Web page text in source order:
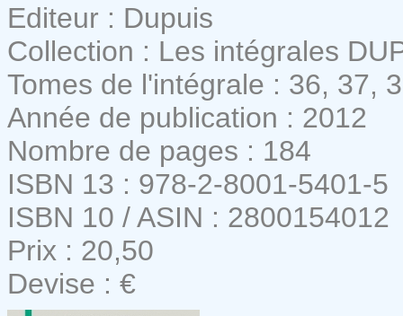
Editeur : Dupuis
Collection : Les intégrales
Tomes de l'intégrale : 36, 37,
Année de publication : 2012
Nombre de pages : 184
ISBN 13 : 978-2-8001-5401-5
ISBN 10 / ASIN : 2800154012
Prix : 20,50
Devise : €